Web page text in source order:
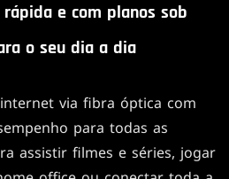
rápida e com planos sob
o seu dia a dia
via fibra óptica com
para todas as
assistir filmes e séries, jogar